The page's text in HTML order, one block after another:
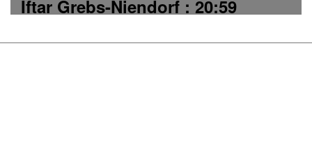
Iftar Grebs-Niendorf : 20:59